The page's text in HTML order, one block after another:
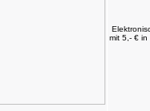
mit 5,- € in